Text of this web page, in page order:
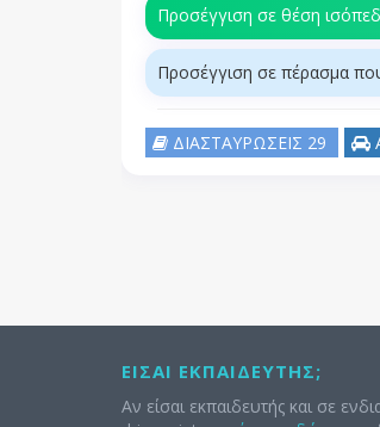
Προσέγγιση σε θέση
Προσέγγιση σε πέρασμα
ΔΙΑΣΤΑΥΡΩΣΕΙΣ 29
ΕΊΣΑΙ ΕΚΠΑΙΔΕΥΤΉΣ;
Αν είσαι εκπαιδευτής και σε